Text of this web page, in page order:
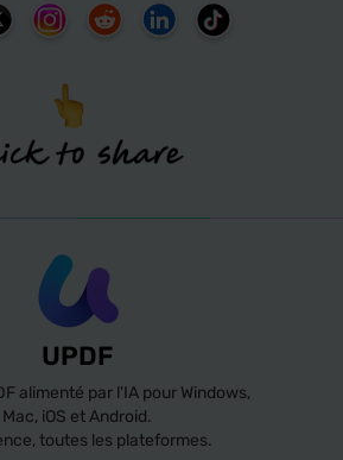
UPDF
alimenté par l'IA pour Windows,
Mac, iOS et Android.
toutes les plateformes.